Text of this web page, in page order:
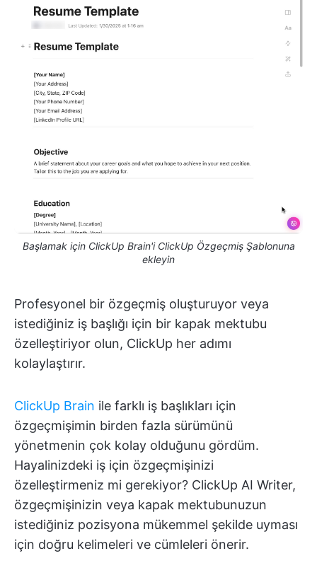
Başlamak için ClickUp Brain'i ClickUp Özgeçmiş Şablonuna
ekleyin
Profesyonel bir özgeçmiş oluşturuyor veya
istediğiniz iş başlığı için bir kapak mektubu
özelleştiriyor olun, ClickUp her adımı
kolaylaştırır.
ClickUp Brain ile farklı iş başlıkları için
özgeçmişimin birden fazla sürümünü
yönetmenin çok kolay olduğunu gördüm.
Hayalinizdeki iş için özgeçmişinizi
özelleştirmeniz mi gerekiyor? ClickUp AI Writer,
özgeçmişinizin veya kapak mektubunuzun
istediğiniz pozisyona mükemmel şekilde uyması
için doğru kelimeleri ve cümleleri önerir.